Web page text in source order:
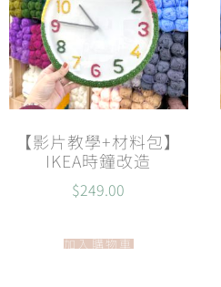
【影片教學+材料包】
IKEA時鐘改造
$249.00
加入購物車